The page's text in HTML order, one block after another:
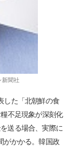
新聞社
した「北朝鮮の食
不足現象が深刻化
送る場合、実際に
がかかる。韓国政